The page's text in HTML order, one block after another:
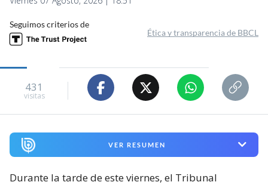
Seguimos criterios de
Ética y transparencia de BBCL
431
visitas
VER RESUMEN
Durante la tarde de este viernes, el Tribunal